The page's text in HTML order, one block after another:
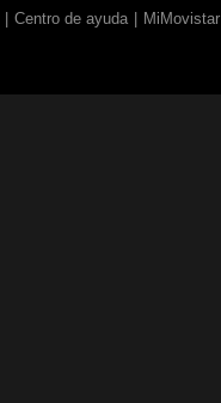
Centro de ayuda MiMovistar